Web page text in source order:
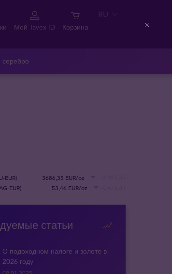
Мой Tavex ID Корзина
RU
серебро
EUR) 3686,35 EUR/oz
EUR) 53,46 EUR/oz
статьи
О подоходном налоге и золоте в
2026 году
Close